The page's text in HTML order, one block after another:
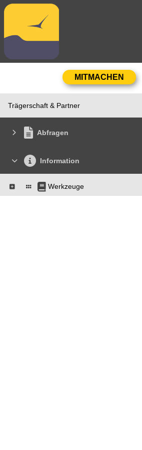
Trägerschaft & Partner
Abfragen
Information
Werkzeuge